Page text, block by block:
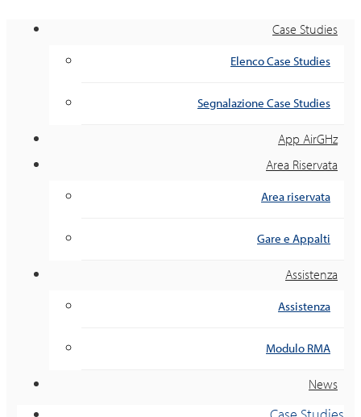
Case Studies
Elenco Case Studies
Segnalazione Case Studies
App AirGHz
Area Riservata
Area riservata
Gare e Appalti
Assistenza
Assistenza
Modulo RMA
News